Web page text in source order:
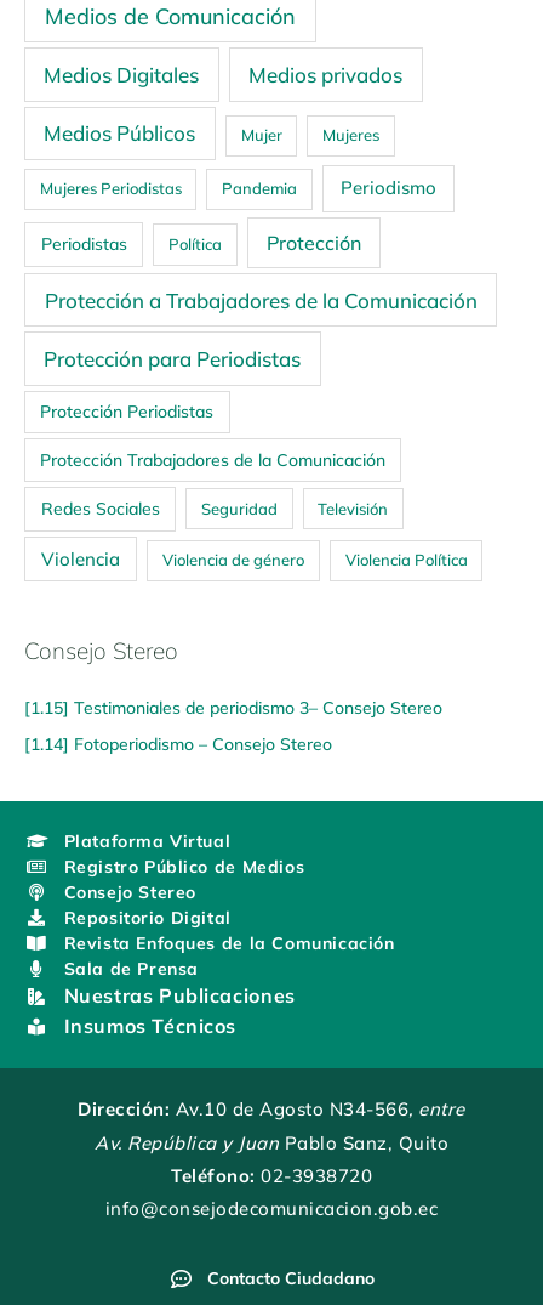
Medios de Comunicación
Medios Digitales Medios privados
Medios Públicos Mujer Mujeres
Mujeres Periodistas Pandemia Periodismo
Periodistas Política Protección
Protección a Trabajadores de la Comunicación
Protección para Periodistas
Protección Periodistas
Protección Trabajadores de la Comunicación
Redes Sociales Seguridad Televisión
Violencia Violencia de género Violencia Política
Consejo Stereo
[1.15] Testimoniales de periodismo 3– Consejo Stereo
[1.14] Fotoperiodismo – Consejo Stereo
Plataforma Virtual
Registro Público de Medios
Consejo Stereo
Repositorio Digital
Revista Enfoques de la Comunicación
Sala de Prensa
Nuestras Publicaciones
Insumos Técnicos
Dirección: Av.10 de Agosto N34-566, entre
Av. República y Juan Pablo Sanz, Quito
Teléfono: 02-3938720
info@consejodecomunicacion.gob.ec
Contacto Ciudadano